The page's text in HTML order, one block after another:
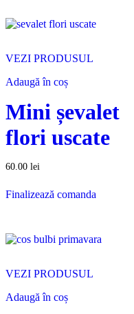
VEZI PRODUSUL
Adaugă în coș
Mini șevalet
flori uscate
60.00 lei
Finalizează comanda
VEZI PRODUSUL
Adaugă în coș